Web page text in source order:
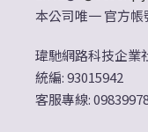
本公司唯一 官方
瑋馳網路科技企業
統編: 93015942
客服專線: